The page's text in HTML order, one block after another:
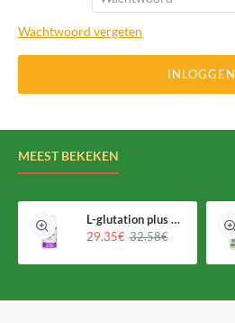
Wachtwoord vergeten
INLOGGEN
MEEST BEKEKEN
L-glutation plus Holomega
29.35€ 32.58€